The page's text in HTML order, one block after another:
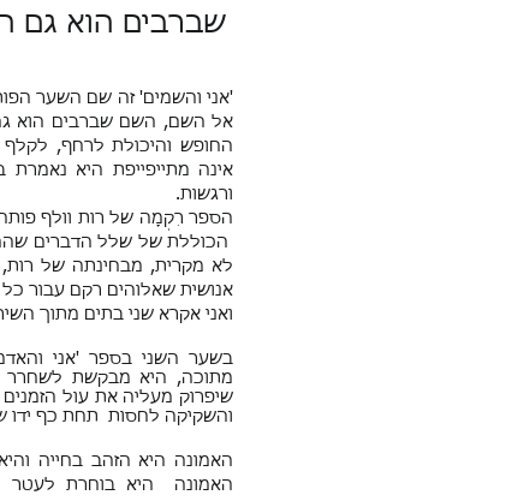
שברבים הוא גם
'אני והשמים' זה שם השער
אל השם, השם שברבים הוא
החופש והיכולת לרחף, לקלף
אינה מתייפייפת היא נאמרת
ורגשות.
הספר רִקְמָה של רות וולף
הכוללת של שלל הדברים
לא מקרית, מבחינתה של
אנושית שאלוהים רקם עבור כל
ואני אקרא שני בתים מתוך
בשער השני בספר 'אני
מתוכה, היא מבקשת לשחרר
שיפרוק מעליה את עול
והשקיקה לחסות תחת כף ידו
האמונה היא הזהב בחייה
האמונה היא בוחרת לעטר